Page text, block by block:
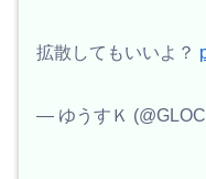
拡散してもいいよ？
— ゆうすＫ